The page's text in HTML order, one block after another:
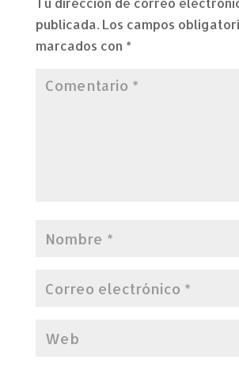
publicada. Los campos
marcados con *